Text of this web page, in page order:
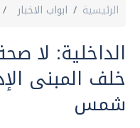
الرئيسية ابواب الاخبار
الداخلية: لا
خلف المبنى
شمس